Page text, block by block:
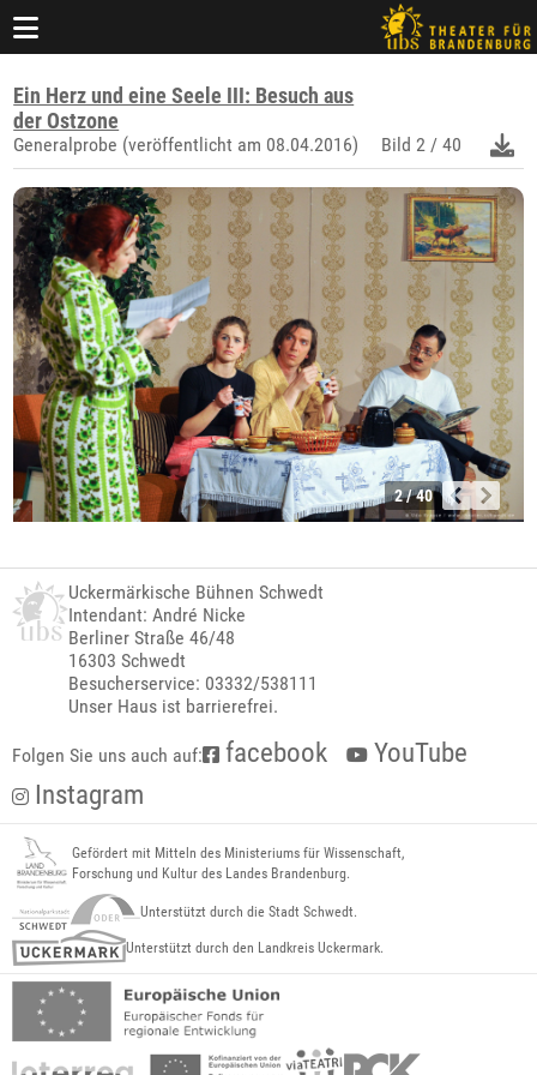
Ein Herz und eine Seele III: Besuch aus
der Ostzone
Generalprobe (veröffentlicht am 08.04.2016) Bild 2 / 40
2 / 40
Uckermärkische Bühnen Schwedt
Intendant: André Nicke
Berliner Straße 46/48
16303 Schwedt
Besucherservice: 03332/538111
Unser Haus ist barrierefrei.
Folgen Sie uns auch auf: facebook
YouTube
Instagram
Gefördert mit Mitteln des Ministeriums für Wissenschaft,
Forschung und Kultur des Landes Brandenburg.
Unterstützt durch die Stadt Schwedt.
Unterstützt durch den Landkreis Uckermark.